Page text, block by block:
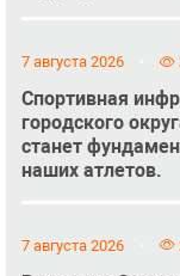
7 августа 2026
Спортивная
городского
станет
наших атлетов.
7 августа 2026